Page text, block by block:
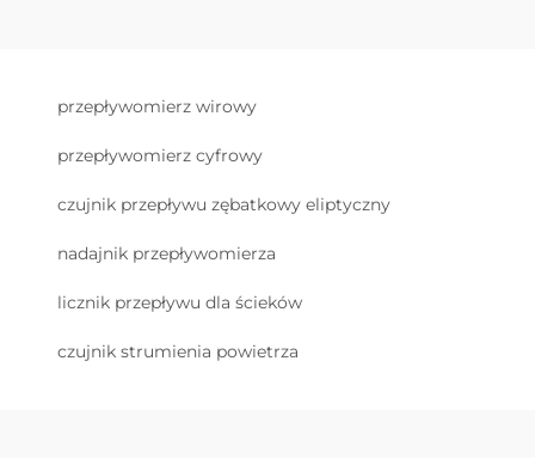
przepływomierz wirowy
przepływomierz cyfrowy
czujnik przepływu zębatkowy eliptyczny
nadajnik przepływomierza
licznik przepływu dla ścieków
czujnik strumienia powietrza